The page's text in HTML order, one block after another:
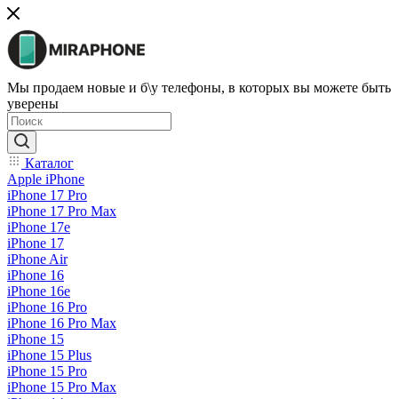
Мы продаем новые и б\у телефоны, в которых вы можете быть
уверены
Каталог
Apple iPhone
iPhone 17 Pro
iPhone 17 Pro Max
iPhone 17e
iPhone 17
iPhone Air
iPhone 16
iPhone 16e
iPhone 16 Pro
iPhone 16 Pro Max
iPhone 15
iPhone 15 Plus
iPhone 15 Pro
iPhone 15 Pro Max